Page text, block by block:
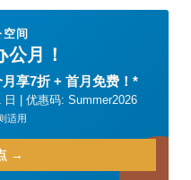
间
公月！
享7折 + 首月免费！*
| 优惠码: Summer2026
适用
→